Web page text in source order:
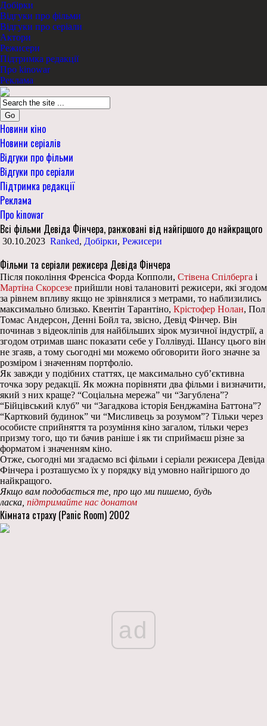
Добірки
Відгуки про фільми
Відгуки про серіали
Актори
Режисери
Підтримка редакції
Про kinowar
Реклама
Go
Новини кіно
Новини серіалів
Відгуки про фільми
Відгуки про серіали
Підтримка редакції
Реклама
Про kinowar
Всі фільми Девіда Фінчера, ранжовані від найгіршого до найкращого
30.10.2023 Ranked, Добірки, Режисери
Фільми та серіали режисера Девіда Фінчера
Після покоління Френсіса Форда Копполи, Стівена Спілберга і
Мартіна Скорсезе прийшли нові талановиті режисери, які згодом
за рівнем впливу якщо не зрівнялися з метрами, то наблизились
максимально близько. Квентін Тарантіно, Крістофер Нолан, Пол
Томас Андерсон, Денні Бойл та, звісно, Девід Фінчер. Він
починав з відеокліпів для найбільших зірок музичної індустрії, а
згодом отримав шанс показати себе у Голлівуді. Шансу цього він
не згаяв, а тому сьогодні ми можемо обговорити його значне за
розміром і значенням портфоліо.
Як завжди у подібних статтях, це максимально суб’єктивна
точка зору редакції. Як можна порівняти два фільми і визначити,
який з них краще? “Соціальна мережа” чи “Загублена”?
“Бійцівський клуб” чи “Загадкова історія Бенджаміна Баттона”?
“Картковий будинок” чи “Мисливець за розумом”? Тільки через
особисте сприйняття та розуміння кіно загалом, тільки через
призму того, що ти бачив раніше і як ти сприймаєш різне за
форматом і значенням кіно.
Отже, сьогодні ми згадаємо всі фільми і серіали режисера Девіда
Фінчера і розташуємо їх у порядку від умовно найгіршого до
найкращого.
Якщо вам подобається те, про що ми пишемо, будь
ласка, підтримайте нас донатом
Кімната страху (Panic Room) 2002
ad